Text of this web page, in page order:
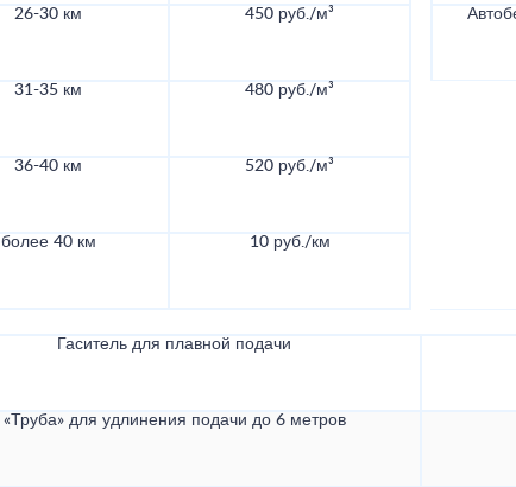
26-30 км 450 руб./м³
31-35 км 480 руб./м³
36-40 км 520 руб./м³
более 40 км 10 руб./км
Гаситель для плавной подачи
«Труба» для удлинения подачи до 6 метров